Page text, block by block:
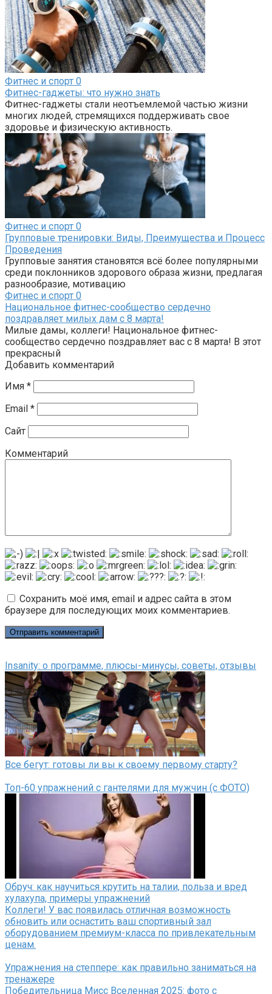
Фитнес и спорт 0
Фитнес-гаджеты: что нужно знать
Фитнес-гаджеты стали неотъемлемой частью жизни
многих людей, стремящихся поддерживать свое
здоровье и физическую активность.
Фитнес и спорт 0
Групповые тренировки: Виды, Преимущества и Процесс
Проведения
Групповые занятия становятся всё более популярными
среди поклонников здорового образа жизни, предлагая
разнообразие, мотивацию
Фитнес и спорт 0
Национальное фитнес-сообщество сердечно
поздравляет милых дам с 8 марта!
Милые дамы, коллеги! Национальное фитнес-
сообщество сердечно поздравляет вас с 8 марта! В этот
прекрасный
Добавить комментарий
Имя *
Email *
Сайт
Комментарий
Сохранить моё имя, email и адрес сайта в этом
браузере для последующих моих комментариев.
Insanity: о программе, плюсы-минусы, советы, отзывы
Все бегут: готовы ли вы к своему первому старту?
Топ-60 упражнений с гантелями для мужчин (с ФОТО)
Обруч: как научиться крутить на талии, польза и вред
хулахупа, примеры упражнений
Коллеги! У вас появилась отличная возможность
обновить или оснастить ваш спортивный зал
оборудованием премиум-класса по привлекательным
ценам.
Упражнения на степпере: как правильно заниматься на
тренажере
Победительница Мисс Вселенная 2025: фото с